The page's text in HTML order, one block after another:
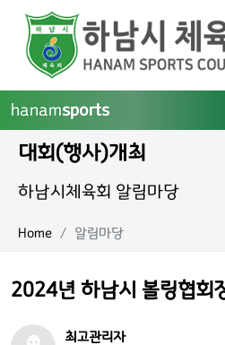
hanamsports
대회(행사)개최
하남시체육회 알림마당
Home 알림마당
2024년 하남시 볼링협회
최고관리자